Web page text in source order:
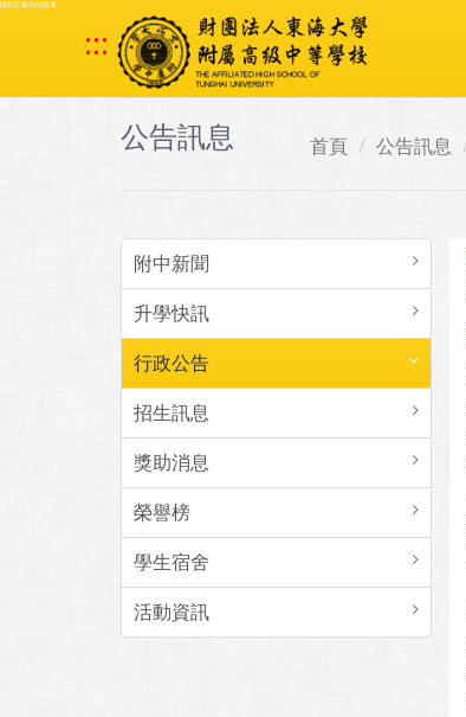
跳到主要內容區塊
:::
公告訊息 首頁 公告訊息
附中新聞
升學快訊
行政公告
招生訊息
獎助消息
榮譽榜
學生宿舍
活動資訊